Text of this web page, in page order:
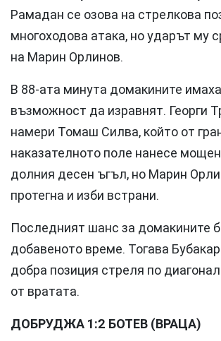
Рамадан се озова на стрелкова
многоходова атака, но ударът му
на Марин Орлинов.
В 88-ата минута домакините
възможност да изравнят. Георги
намери Томаш Силва, който от
наказателното поле нанесе
долния десен ъгъл, но Марин
протегна и изби встрани.
Последният шанс за домакините
добавеното време. Тогава
добра позиция стреля по
от вратата.
ДОБРУДЖА 1:2 БОТЕВ (ВРАЦА)